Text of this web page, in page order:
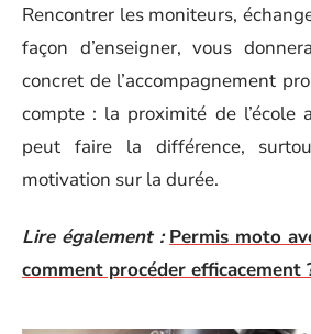
Rencontrer les moniteurs,
façon d’enseigner, vous
concret de l’accompagnement
compte : la proximité de l’école
peut faire la différence,
motivation sur la durée.
Lire également : Permis moto
comment procéder efficacement